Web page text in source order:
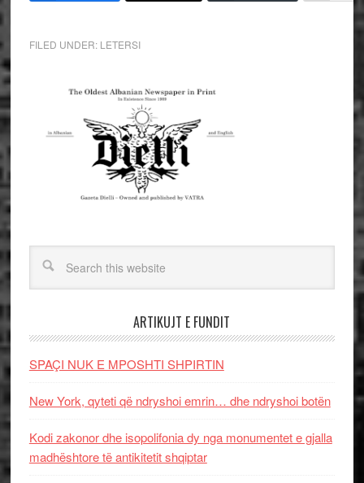
FILED UNDER: LETERSI
ARTIKUJT E FUNDIT
SPAÇI NUK E MPOSHTI SHPIRTIN
New York, qyteti që ndryshoi emrin… dhe ndryshoi botën
Kodi zakonor dhe isopolifonia dy nga monumentet e gjalla
madhështore të antikitetit shqiptar